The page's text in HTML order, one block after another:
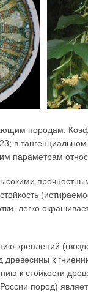
породам.
в
параметрам
легко
креплений
древесины к
к стойкости
пород)